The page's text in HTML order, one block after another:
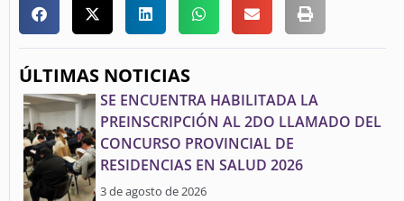
ÚLTIMAS NOTICIAS
SE ENCUENTRA HABILITADA LA
PREINSCRIPCIÓN AL 2DO LLAMADO DEL
CONCURSO PROVINCIAL DE
RESIDENCIAS EN SALUD 2026
3 de agosto de 2026